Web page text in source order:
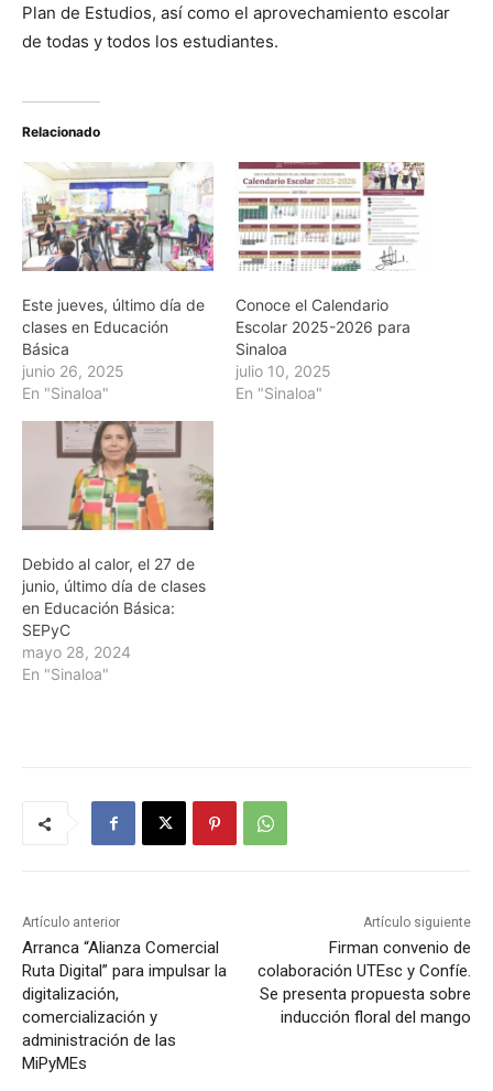
Plan de Estudios, así como el aprovechamiento escolar
de todas y todos los estudiantes.
Relacionado
Este jueves, último día de
clases en Educación
Básica
junio 26, 2025
En "Sinaloa"
Conoce el Calendario
Escolar 2025-2026 para
Sinaloa
julio 10, 2025
En "Sinaloa"
Debido al calor, el 27 de
junio, último día de clases
en Educación Básica:
SEPyC
mayo 28, 2024
En "Sinaloa"
Artículo anterior
Arranca “Alianza Comercial
Ruta Digital” para impulsar la
digitalización,
comercialización y
administración de las
MiPyMEs
Artículo siguiente
Firman convenio de
colaboración UTEsc y Confíe.
Se presenta propuesta sobre
inducción floral del mango